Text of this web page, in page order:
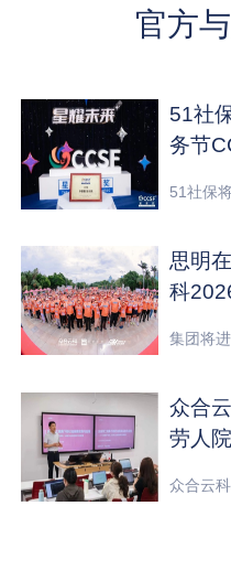
官方
51社
务节
思明
科
众合
劳人